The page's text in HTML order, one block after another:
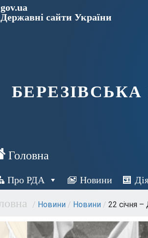
gov.ua
Державні сайти України
Про РДА Новини
/ Новини / Новини / 22 січня –